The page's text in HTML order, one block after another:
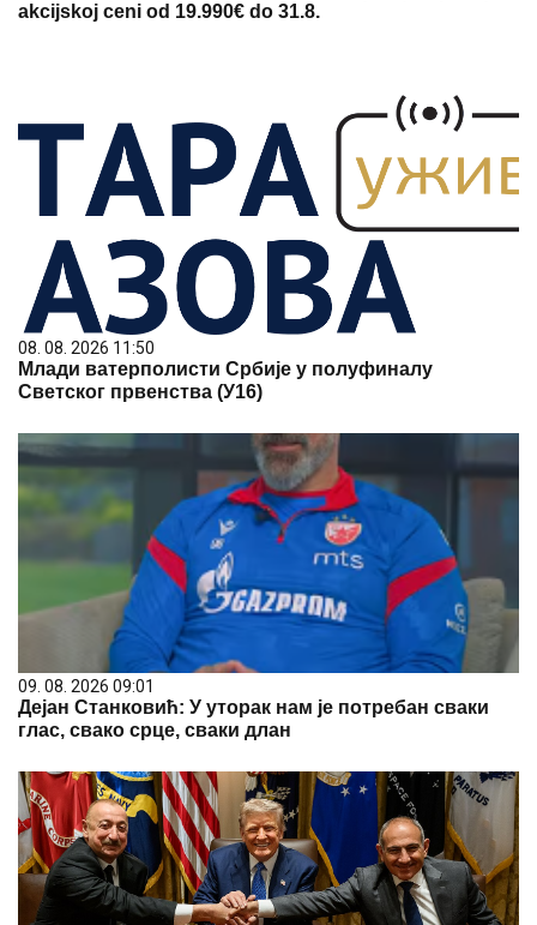
akcijskoj ceni od 19.990€ do 31.8.
08. 08. 2026 11:50
Млади ватерполисти Србије у полуфиналу
Светског првенства (У16)
09. 08. 2026 09:01
Дејан Станковић: У уторак нам је потребан сваки
глас, свако срце, сваки длан